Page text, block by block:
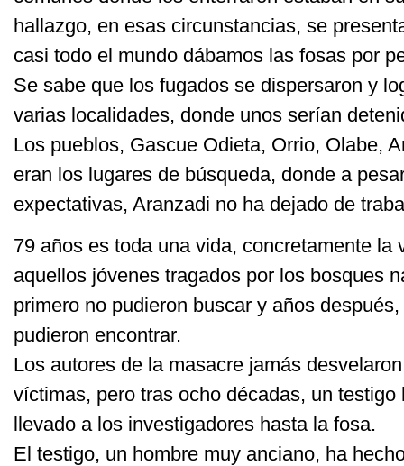
hallazgo, en esas circunstancias, se
casi todo el mundo dábamos las fosas por
Se sabe que los fugados se dispersaron y
varias localidades, donde unos serían
Los pueblos, Gascue Odieta, Orrio, Olabe,
eran los lugares de búsqueda, donde a
expectativas, Aranzadi no ha dejado de
79 años es toda una vida, concretamente la
aquellos jóvenes tragados por los bosques
primero no pudieron buscar y años
pudieron encontrar.
Los autores de la masacre jamás
víctimas, pero tras ocho décadas, un
llevado a los investigadores hasta la fosa.
El testigo, un hombre muy anciano, ha